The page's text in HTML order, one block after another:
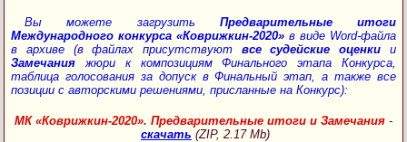
Вы можете загрузить Предварительные итоги
Международного конкурса «Коврижкин-2020» в виде Word-файла
в архиве (в файлах присутствуют все судейские оценкии
Замечания жюри к композициям Финального этапа Конкурса,
таблица голосования за допуск в Финальный этап, а также все
позиции с авторскими решениями, присланные на Конкурс):
МК «Коврижкин-2020». Предварительные итоги и Замечания -
скачать (ZIP, 2.17 Mb)